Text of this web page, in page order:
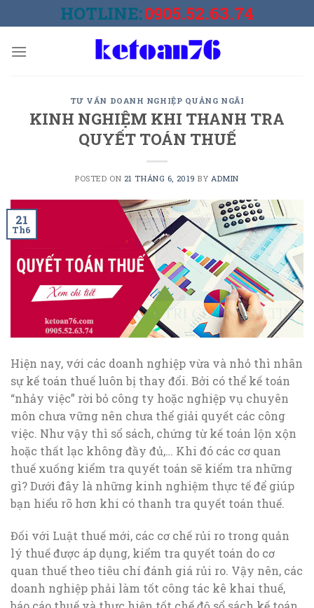
to
HOTLINE:0905.52.63.74
TƯ VẤN DOANH NGHIỆP QUẢNG NGÃI
KINH NGHIỆM KHI THANH TRA
QUYẾT TOÁN THUẾ
POSTED ON 21 THÁNG 6, 2019 BY ADMIN
21
Th6
Hiện nay, với các doanh nghiệp vừa và nhỏ thì nhân
sự kế toán thuế luôn bị thay đổi. Bởi có thể kế toán
“nhảy việc” rời bỏ công ty hoặc nghiệp vụ chuyên
môn chưa vững nên chưa thể giải quyết các công
việc. Như vậy thì sổ sách, chứng từ kế toán lộn xộn
hoặc thất lạc không đầy đủ,… Khi đó các cơ quan
thuế xuống kiểm tra quyết toán sẽ kiểm tra những
gì? Dưới đây là những kinh nghiệm thực tế để giúp
bạn hiểu rõ hơn khi có thanh tra quyết toán thuế.
Đối với Luật thuế mới, các cơ chế rủi ro trong quản
lý thuế được áp dụng, kiểm tra quyết toán do cơ
quan thuế theo tiêu chí đánh giá rủi ro. Vậy nên, các
doanh nghiệp phải làm tốt công tác kê khai thuế,